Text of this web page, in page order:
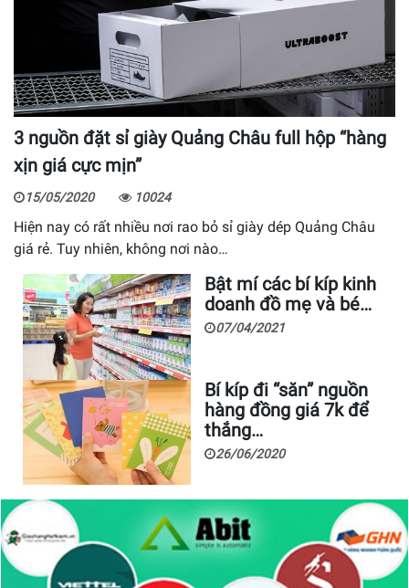
3 nguồn đặt sỉ giày Quảng Châu full hộp “hàng
xịn giá cực mịn”
15/05/2020 10024
Hiện nay có rất nhiều nơi rao bỏ sỉ giày dép Quảng Châu
giá rẻ. Tuy nhiên, không nơi nào…
Bật mí các bí kíp kinh
doanh đồ mẹ và bé…
07/04/2021
Bí kíp đi “săn” nguồn
hàng đồng giá 7k để
thắng…
26/06/2020